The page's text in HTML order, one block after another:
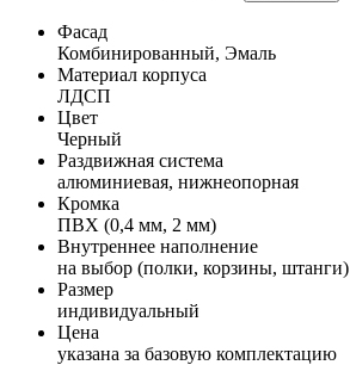
Фасад
Комбинированный, Эмаль
Материал корпуса
ЛДСП
Цвет
Черный
Раздвижная система
алюминиевая, нижнеопорная
Кромка
ПВХ (0,4 мм, 2 мм)
Внутреннее наполнение
на выбор (полки, корзины, штанги)
Размер
индивидуальный
Цена
указана за базовую комплектацию